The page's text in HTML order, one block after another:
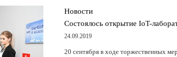
Новости
Состоялось открытие IoT-
24.09.2019
20 сентября в ходе торжественных